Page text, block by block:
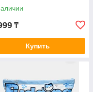
₸
Купить